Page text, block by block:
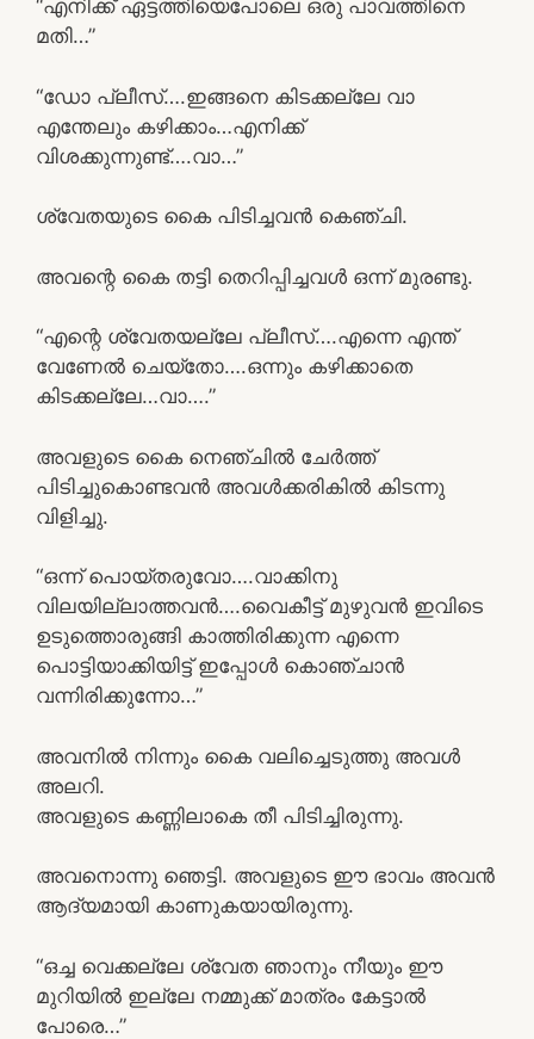
“എനിക്ക് ഏട്ടത്തിയെപോലെ ഒരു പാവത്തിനെ
മതി…”
“ഡോ പ്ലീസ്….ഇങ്ങനെ കിടക്കല്ലേ വാ
എന്തേലും കഴിക്കാം…എനിക്ക്
വിശക്കുന്നുണ്ട്….വാ…”
ശ്വേതയുടെ കൈ പിടിച്ചവൻ കെഞ്ചി.
അവന്റെ കൈ തട്ടി തെറിപ്പിച്ചവൾ ഒന്ന് മുരണ്ടു.
“എന്റെ ശ്വേതയല്ലേ പ്ലീസ്….എന്നെ എന്ത്
വേണേൽ ചെയ്തോ….ഒന്നും കഴിക്കാതെ
കിടക്കല്ലേ…വാ….”
അവളുടെ കൈ നെഞ്ചിൽ ചേർത്ത്
പിടിച്ചുകൊണ്ടവൻ അവൾക്കരികിൽ കിടന്നു
വിളിച്ചു.
“ഒന്ന് പൊയ്‌തരുവോ….വാക്കിനു
വിലയില്ലാത്തവൻ….വൈകീട്ട് മുഴുവൻ ഇവിടെ
ഉടുത്തൊരുങ്ങി കാത്തിരിക്കുന്ന എന്നെ
പൊട്ടിയാക്കിയിട്ട് ഇപ്പോൾ കൊഞ്ചാൻ
വന്നിരിക്കുന്നോ…”
അവനിൽ നിന്നും കൈ വലിച്ചെടുത്തു അവൾ
അലറി.
അവളുടെ കണ്ണിലാകെ തീ പിടിച്ചിരുന്നു.
അവനൊന്നു ഞെട്ടി. അവളുടെ ഈ ഭാവം അവൻ
ആദ്യമായി കാണുകയായിരുന്നു.
“ഒച്ച വെക്കല്ലേ ശ്വേത ഞാനും നീയും ഈ
മുറിയിൽ ഇല്ലേ നമ്മുക്ക് മാത്രം കേട്ടാൽ
പോരെ…”